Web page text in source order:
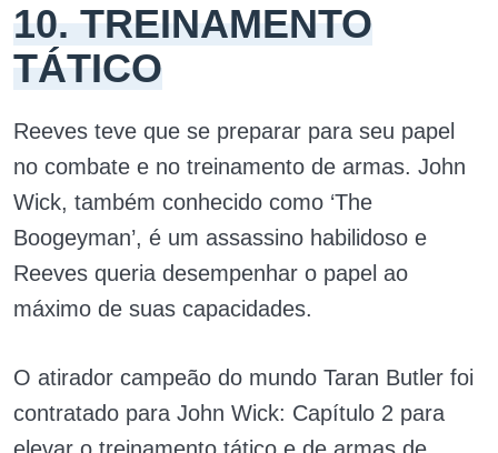
10. TREINAMENTO
TÁTICO
Reeves teve que se preparar para seu papel
no combate e no treinamento de armas. John
Wick, também conhecido como ‘The
Boogeyman’, é um assassino habilidoso e
Reeves queria desempenhar o papel ao
máximo de suas capacidades.
O atirador campeão do mundo Taran Butler foi
contratado para John Wick: Capítulo 2 para